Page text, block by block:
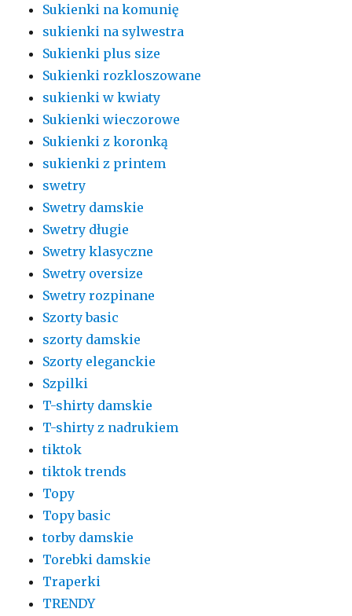
Sukienki na komunię
sukienki na sylwestra
Sukienki plus size
Sukienki rozkloszowane
sukienki w kwiaty
Sukienki wieczorowe
Sukienki z koronką
sukienki z printem
swetry
Swetry damskie
Swetry długie
Swetry klasyczne
Swetry oversize
Swetry rozpinane
Szorty basic
szorty damskie
Szorty eleganckie
Szpilki
T-shirty damskie
T-shirty z nadrukiem
tiktok
tiktok trends
Topy
Topy basic
torby damskie
Torebki damskie
Traperki
TRENDY